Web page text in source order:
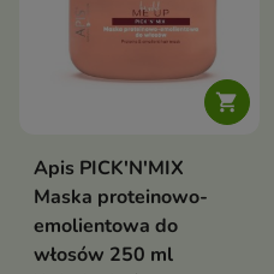

Apis PICK'N'MIX
Maska proteinowo-
emolientowa do
włosów 250 ml